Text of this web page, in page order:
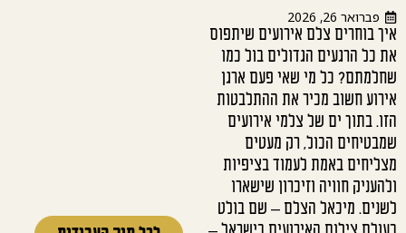
פברואר 26, 2026
איך בוחרים צלם אירועים שיתפוס
את כל הרגעים הגדולים בול כמו
שחלמתם? כל מי שאי פעם ארגן
אירוע חשוב מכיר את ההתלבטות
הזו. בתוך ים של צלמי אירועים
שמבטיחים הכול, רק מעטים
מצליחים באמת לעמוד בציפיות
ולהעניק חוויה וזיכרון שישארו
לשנים. מיכאל הצלם – שם בולט